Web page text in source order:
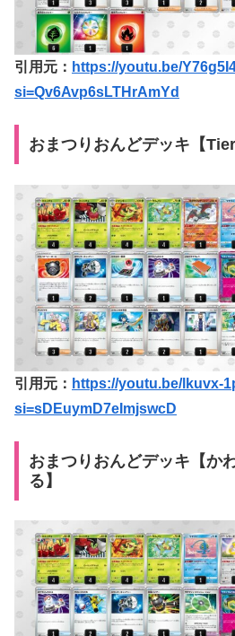
引用元： https://youtu.be/
si=Qv6Avp6sLTHrAmYd
おまつりおんどデッキ【
引用元： https://youtu.be/lkuvx-
si=sDEuymD7eImjswcD
おまつりおんどデッキ【か
る】